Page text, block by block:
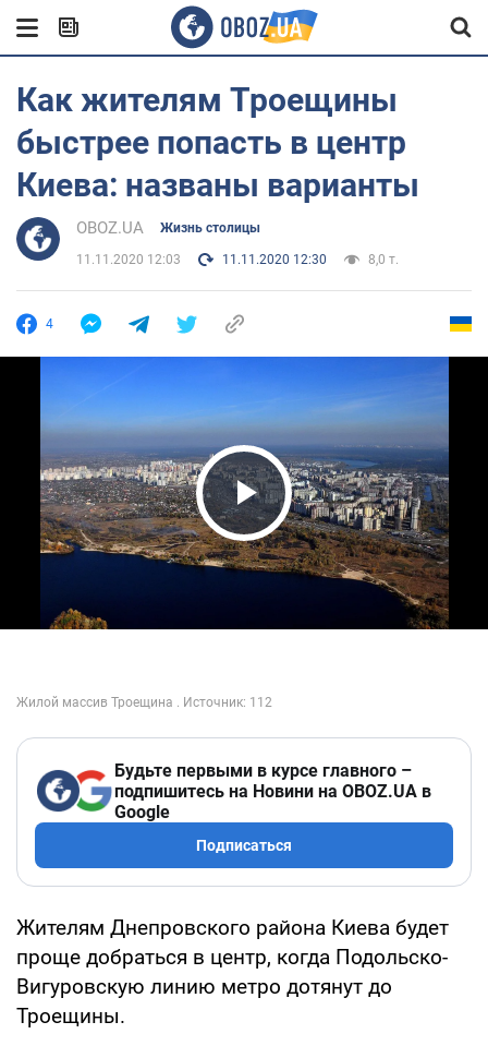
Как жителям Троещины
быстрее попасть в центр
Киева: названы варианты
OBOZ.UA Жизнь столицы
11.11.2020 12:03 11.11.2020 12:30 8,0 т.
4
Play Video
Будьте первыми в курсе главного –
подпишитесь на Новини на OBOZ.UA в
Google
Подписаться
Жителям Днепровского района Киева будет
проще добраться в центр, когда Подольско-
Вигуровскую линию метро дотянут до
Троещины.